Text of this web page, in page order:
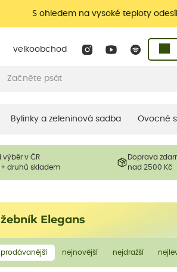
S ohledem na vysoké teploty
velkoobchod
Bylinky a zeleninová sadba Ovocné
výběr v ČR
druhů skladem
Doprava
nad 2500 Kč
Elegans
nejnovější nejdražší